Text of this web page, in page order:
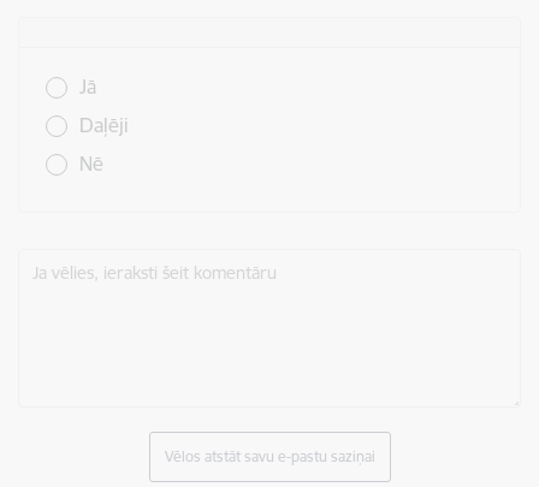
Jā
Daļēji
Nē
Ja vēlies, ieraksti šeit komentāru
Vēlos atstāt savu e-pastu saziņai